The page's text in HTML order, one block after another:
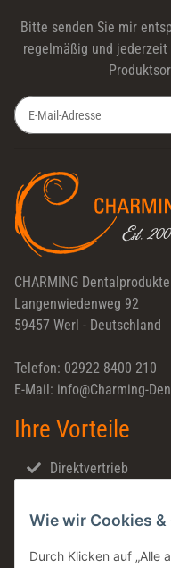
Wie wir Cookies &
Durch Klicken auf „Alle
Bitte senden Sie mir
regelmäßig und
CHARMING
Langenwiedenweg 92
59457 Werl - Deutschland
Telefon: 02922 8400 210
E-Mail: info@Charming-
Ihre Vorteile
Direktvertrieb
Made in Germany